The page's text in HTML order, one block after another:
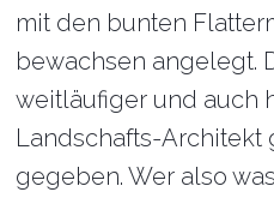
mit den bunten
bewachsen angelegt.
weitläufiger und auch
Landschafts-Architekt
gegeben. Wer also